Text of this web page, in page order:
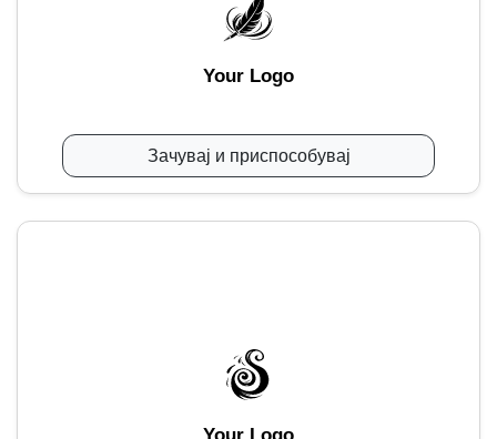
Your Logo
Зачувај и приспособувај